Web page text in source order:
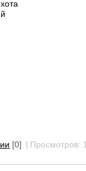
[0] | Просмотров: